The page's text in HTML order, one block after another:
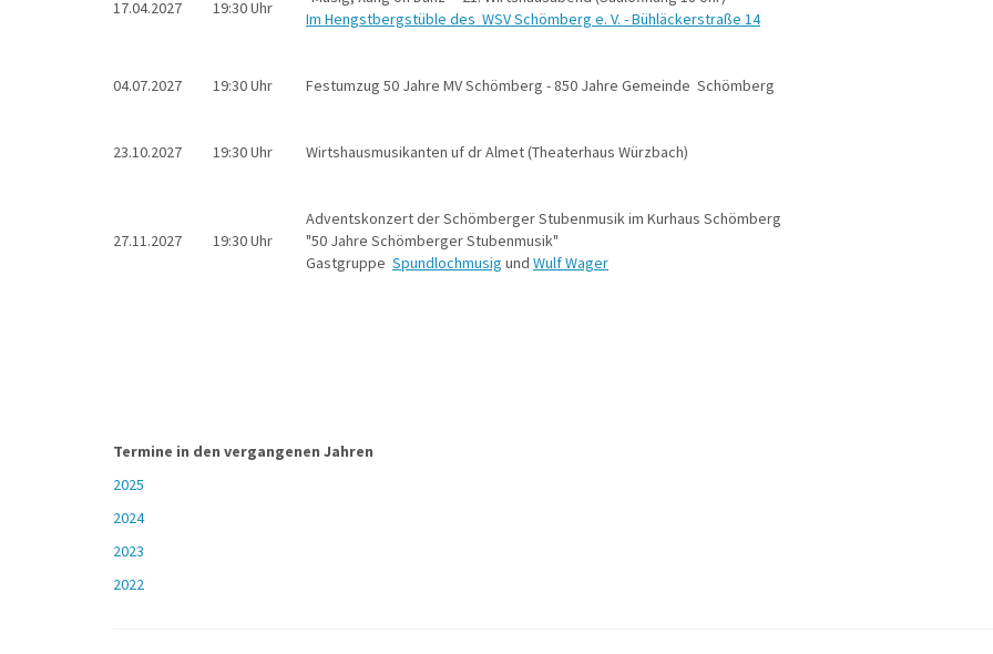
17.04.2027 19:30 Uhr
Im Hengstbergstüble des WSV Schömberg e. V. - Bühläckerstraße 14
04.07.2027 19:30 Uhr Festumzug 50 Jahre MV Schömberg - 850 Jahre Gemeinde Schömberg
23.10.2027 19:30 Uhr Wirtshausmusikanten uf dr Almet (Theaterhaus Würzbach)
27.11.2027 19:30 Uhr
Adventskonzert der Schömberger Stubenmusik im Kurhaus Schömberg
"50 Jahre Schömberger Stubenmusik"
Gastgruppe Spundlochmusig und Wulf Wager
Termine in den vergangenen Jahren
2025
2024
2023
2022